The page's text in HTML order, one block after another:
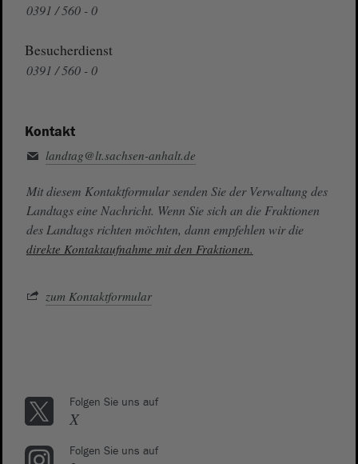
0391 / 560 - 0
Besucherdienst
0391 / 560 - 0
Kontakt
landtag@lt.sachsen-anhalt.de
Mit diesem Kontaktformular senden Sie der Verwaltung des
Landtags eine Nachricht. Wenn Sie sich an die Fraktionen
des Landtags richten möchten, dann empfehlen wir die
direkte Kontaktaufnahme mit den Fraktionen.
zum Kontaktformular
Folgen Sie uns auf
X
Folgen Sie uns auf